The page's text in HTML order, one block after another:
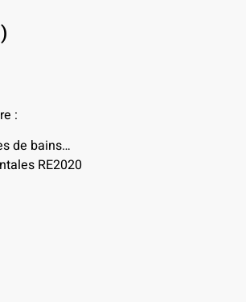
:
de bains…
RE2020